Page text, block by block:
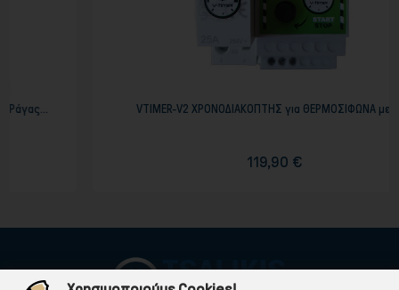
VTIMER-V2 ΧΡΟΝΟΔΙΑΚΟΠΤΗΣ για ΘΕΡΜΟΣΙΦΩΝΑ με WiFi